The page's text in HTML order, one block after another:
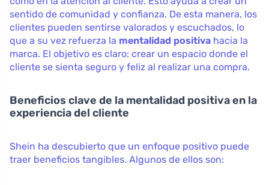
sentido de comunidad y confianza. De esta manera, los
clientes pueden sentirse valorados y escuchados, lo
que a su vez refuerza la mentalidad positiva hacia la
marca. El objetivo es claro: crear un espacio donde el
cliente se sienta seguro y feliz al realizar una compra.
Beneficios clave de la mentalidad positiva en la
experiencia del cliente
Shein ha descubierto que un enfoque positivo puede
traer beneficios tangibles. Algunos de ellos son: